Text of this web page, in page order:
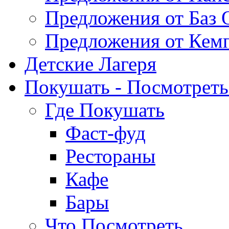
Предложения от Баз
Предложения от
Детские Лагеря
Покушать - Посмотреть
Где Покушать
Фаст-фуд
Рестораны
Кафе
Бары